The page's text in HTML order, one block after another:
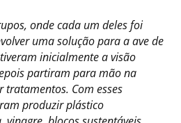
onde cada um deles foi
uma solução para a ave de
inicialmente a visão
partiram para mão na
tratamentos. Com esses
produzir plástico